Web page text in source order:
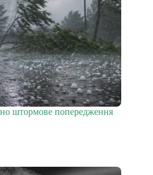
штормове попередження